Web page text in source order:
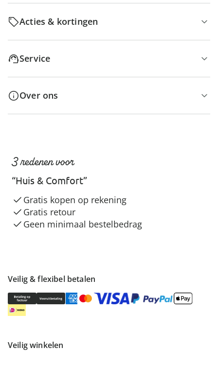
Acties & kortingen
Service
Over ons
Veilig & flexibel betalen
Veilig winkelen
3 redenen voor
“Huis & Comfort”
Gratis kopen op rekening
Gratis retour
Geen minimaal bestelbedrag